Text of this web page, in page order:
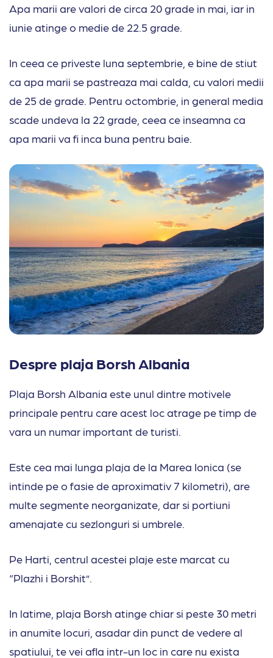
Apa marii are valori de circa 20 grade in mai, iar in
iunie atinge o medie de 22.5 grade.
In ceea ce priveste luna septembrie, e bine de stiut
ca apa marii se pastreaza mai calda, cu valori medii
de 25 de grade. Pentru octombrie, in general media
scade undeva la 22 grade, ceea ce inseamna ca
apa marii va fi inca buna pentru baie.
Despre plaja Borsh Albania
Plaja Borsh Albania este unul dintre motivele
principale pentru care acest loc atrage pe timp de
vara un numar important de turisti.
Este cea mai lunga plaja de la Marea Ionica (se
intinde pe o fasie de aproximativ 7 kilometri), are
multe segmente neorganizate, dar si portiuni
amenajate cu sezlonguri si umbrele.
Pe Harti, centrul acestei plaje este marcat cu
“Plazhi i Borshit”.
In latime, plaja Borsh atinge chiar si peste 30 metri
in anumite locuri, asadar din punct de vedere al
spatiului, te vei afla intr-un loc in care nu exista